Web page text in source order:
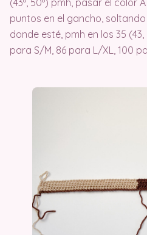
(43º, 50º) pmh, pasar el color
puntos en el gancho,
donde esté, pmh en los 35
para S/M, 86 para L/XL, 100